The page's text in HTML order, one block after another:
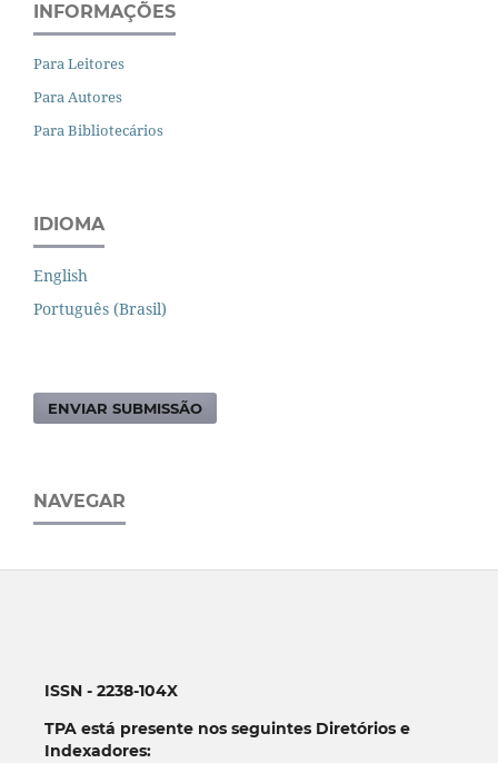
INFORMAÇÕES
Para Leitores
Para Autores
Para Bibliotecários
IDIOMA
English
Português (Brasil)
ENVIAR SUBMISSÃO
NAVEGAR
ISSN - 2238-104X
TPA está presente nos seguintes Diretórios e
Indexadores: